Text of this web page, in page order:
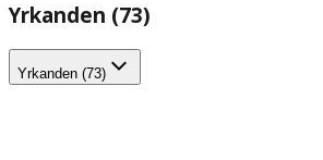
Yrkanden (73)
Yrkanden (73)